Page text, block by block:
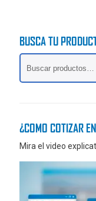
o
BUSCA TU
¿COMO COTIZAR
Mira el video